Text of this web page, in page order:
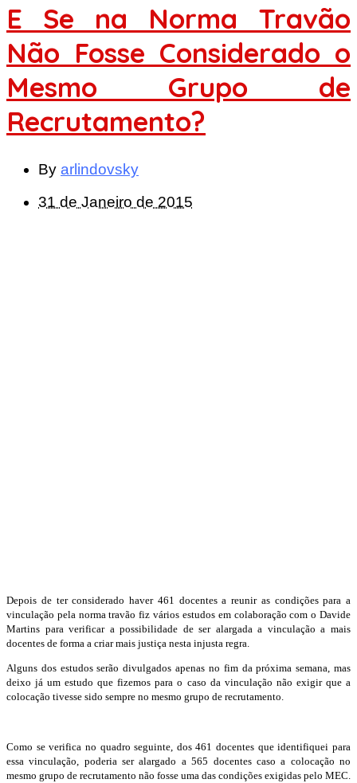
E Se na Norma Travão
Não Fosse Considerado o
Mesmo Grupo de
Recrutamento?
By arlindovsky
31 de Janeiro de 2015
Depois de ter considerado haver 461 docentes a reunir as condições para a
vinculação pela norma travão fiz vários estudos em colaboração com o Davide
Martins para verificar a possibilidade de ser alargada a vinculação a mais
docentes de forma a criar mais justiça nesta injusta regra.
Alguns dos estudos serão divulgados apenas no fim da próxima semana, mas
deixo já um estudo que fizemos para o caso da vinculação não exigir que a
colocação tivesse sido sempre no mesmo grupo de recrutamento.
Como se verifica no quadro seguinte, dos 461 docentes que identifiquei para
essa vinculação, poderia ser alargado a 565 docentes caso a colocação no
mesmo grupo de recrutamento não fosse uma das condições exigidas pelo MEC.